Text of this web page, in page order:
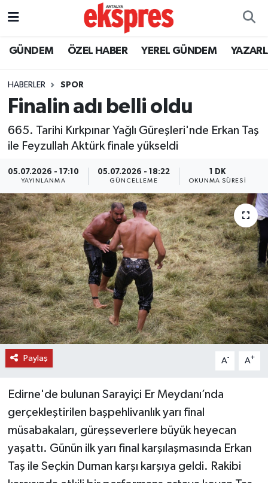
GÜNDEM ÖZEL HABER YEREL GÜNDEM
HABERLER SPOR
Finalin adı belli oldu
665. Tarihi Kırkpınar Yağlı Güreşleri'nde Erkan Taş
ile Feyzullah Aktürk finale yükseldi
05.07.2026 - 17:10
YAYINLANMA
05.07.2026 - 18:22
GÜNCELLEME
1 DK
OKUNMA SÜRESI
Paylaş A- A+
Edirne'de bulunan Sarayiçi Er Meydanı’nda
gerçekleştirilen başpehlivanlık yarı final
müsabakaları, güreşseverlere büyük heyecan
yaşattı. Günün ilk yarı final karşılaşmasında Erkan
Taş ile Seçkin Duman karşı karşıya geldi. Rakibi
ÖZEL HABER
YEREL GÜNDEM
EKONOMİ
KÜLTÜR - SANAT
SPOR
SİYASET
SAĞLIK
DÜNYA
EĞİTİM
TURİZM
VİDEO HABERLER
YAZARLAR
RESMİ İLAN
Nöbetçi Eczaneler
Trafik Durumu
Süper Lig Puan Durumu ve Fikstür
Tüm Manşetler
Son Dakika Haberleri
Haber Arşivi